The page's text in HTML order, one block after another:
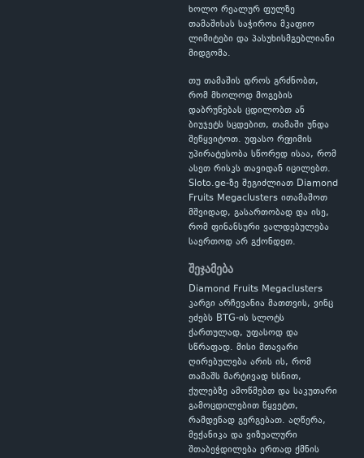
ხოლო რეალურ ფულზე
თამაშისას საჭიროა მკაფიო
ლიმიტები და პასუხისმგებლიანი
მიდგომა.
თუ თამაშის დროს გრძნობთ,
რომ მხოლოდ მოგების
დაბრუნებას ცდილობთ ან
ბიუჯეტს სცდებით, თამაში უნდა
შეწყვიტოთ. უფასო რეჟიმის
უპირატესობა სწორედ ისაა, რომ
ასეთ რისკს თავიდან იცილებთ.
Sloto.ge-ზე შეგიძლიათ Diamond
Fruits Megaclusters ითამაშოთ
მშვიდად, გასართობად და ისე,
რომ ფინანსური ვალდებულება
საერთოდ არ გქონდეთ.
შეჯამება
Diamond Fruits Megaclusters
კარგი არჩევანია მათთვის, ვინც
ეძებს BTG-ის სლოტს
ქართულად, უფასოდ და
სწრაფად. მისი მთავარი
ღირებულება არის ის, რომ
თამაშს მარტივად ხსნით,
ქულებზე ამოწმებთ და საკუთარი
გამოცდილებით წყვეტთ,
რამდენად გერგებათ. აღწერა,
მექანიკა და ვიზუალური
შთაბეჭდილება ერთად ქმნის